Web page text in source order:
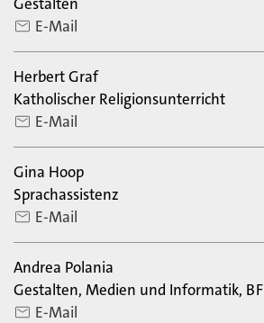
E-Mail
Herbert Graf
Katholischer Religionsunterricht
E-Mail
Gina Hoop
Sprachassistenz
E-Mail
Andrea Polania
Gestalten, Medien und Informatik, BF
E-Mail